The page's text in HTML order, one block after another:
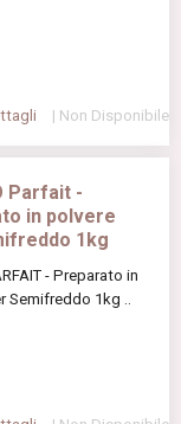
| Non Disponibile
Parfait -
in polvere
1kg
- Preparato in
Semifreddo 1kg ..